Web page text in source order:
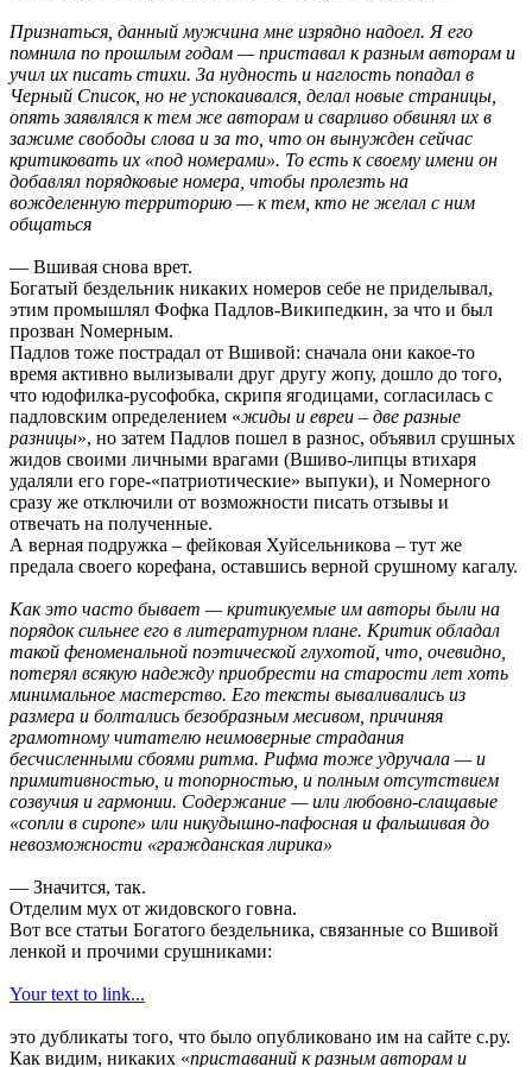
Признаться, данный мужчина мне изрядно надоел. Я его
помнила по прошлым годам — приставал к разным авторам и
учил их писать стихи. За нудность и наглость попадал в
Черный Список, но не успокаивался, делал новые страницы,
опять заявлялся к тем же авторам и сварливо обвинял их в
зажиме свободы слова и за то, что он вынужден сейчас
критиковать их «под номерами». То есть к своему имени он
добавлял порядковые номера, чтобы пролезть на
вожделенную территорию — к тем, кто не желал с ним
общаться
— Вшивая снова врет.
Богатый бездельник никаких номеров себе не приделывал,
этим промышлял Фофка Падлов-Википедкин, за что и был
прозван Nомерным.
Падлов тоже пострадал от Вшивой: сначала они какое-то
время активно вылизывали друг другу жопу, дошло до того,
что юдофилка-русофобка, скрипя ягодицами, согласилась с
падловским определением «жиды и евреи – две разные
разницы», но затем Падлов пошел в разнос, объявил срушных
жидов своими личными врагами (Вшиво-липцы втихаря
удаляли его горе-«патриотические» выпуки), и Nомерного
сразу же отключили от возможности писать отзывы и
отвечать на полученные.
А верная подружка – фейковая Хуйсельникова – тут же
предала своего корефана, оставшись верной срушному кагалу.
Как это часто бывает — критикуемые им авторы были на
порядок сильнее его в литературном плане. Критик обладал
такой феноменальной поэтической глухотой, что, очевидно,
потерял всякую надежду приобрести на старости лет хоть
минимальное мастерство. Его тексты вываливались из
размера и болтались безобразным месивом, причиняя
грамотному читателю неимоверные страдания
бесчисленными сбоями ритма. Рифма тоже удручала — и
примитивностью, и топорностью, и полным отсутствием
созвучия и гармонии. Содержание — или любовно-слащавые
«сопли в сиропе» или никудышно-пафосная и фальшивая до
невозможности «гражданская лирика»
— Значится, так.
Отделим мух от жидовского говна.
Вот все статьи Богатого бездельника, связанные со Вшивой
ленкой и прочими срушниками:
Your text to link...
это дубликаты того, что было опубликовано им на сайте с.ру.
Как видим, никаких «приставаний к разным авторам и